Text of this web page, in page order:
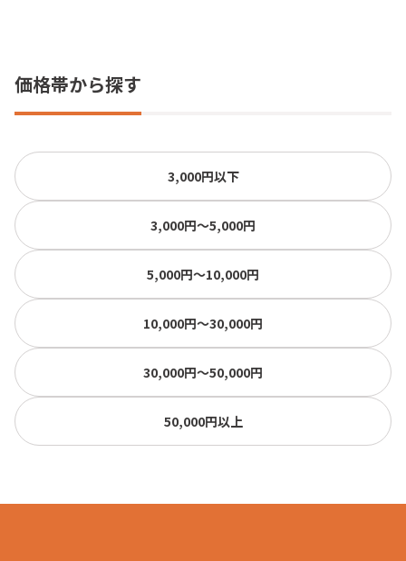
価格帯から探す
3,000円以下
3,000円〜5,000円
5,000円〜10,000円
10,000円〜30,000円
30,000円〜50,000円
50,000円以上